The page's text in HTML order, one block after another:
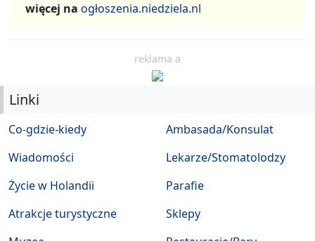
więcej na ogłoszenia.niedziela.nl
reklama a
Linki
Co-gdzie-kiedy
Wiadomości
Życie w Holandii
Atrakcje turystyczne
Ambasada/Konsulat
Lekarze/Stomatolodzy
Parafie
Sklepy